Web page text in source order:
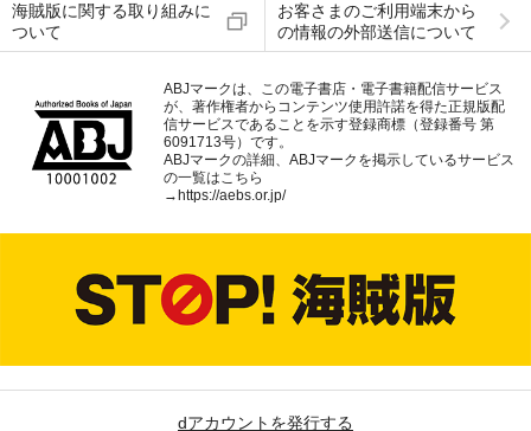
海賊版に関する取り組みに
ついて
お客さまのご利用端末から
の情報の外部送信について
ABJマークは、この電子書店・電子書籍配信サービス
が、著作権者からコンテンツ使用許諾を得た正規版配
信サービスであることを示す登録商標（登録番号 第
6091713号）です。
ABJマークの詳細、ABJマークを掲示しているサービス
の一覧はこちら
→ https://aebs.or.jp/
dアカウントを発行する